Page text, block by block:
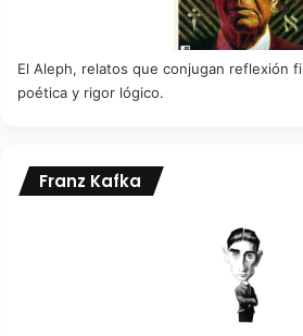
El Aleph, relatos que conjugan reflexión
poética y rigor lógico.
Franz Kafka